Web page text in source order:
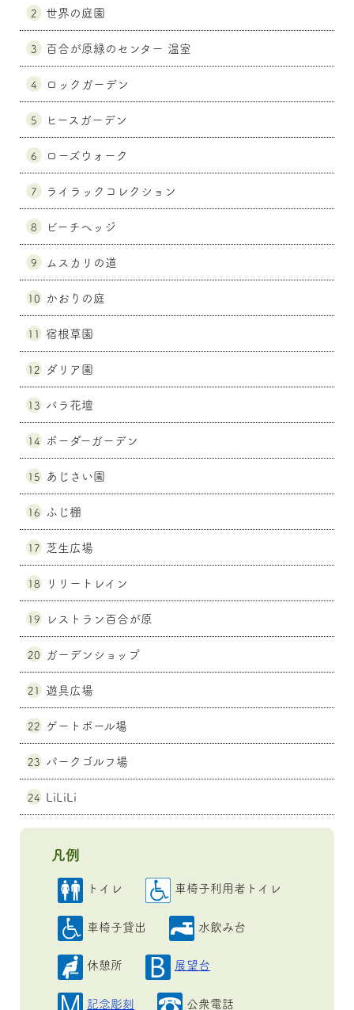
2 世界の庭園
3 百合が原緑のセンター 温室
4 ロックガーデン
5 ヒースガーデン
6 ローズウォーク
7 ライラックコレクション
8 ビーチヘッジ
9 ムスカリの道
10 かおりの庭
11 宿根草園
12 ダリア園
13 バラ花壇
14 ボーダーガーデン
15 あじさい園
16 ふじ棚
17 芝生広場
18 リリートレイン
19 レストラン百合が原
20 ガーデンショップ
21 遊具広場
22 ゲートボール場
23 パークゴルフ場
24 LiLiLi
凡例
トイレ 車椅子利用者トイレ
車椅子貸出 水飲み台
休憩所 展望台
記念彫刻 公衆電話